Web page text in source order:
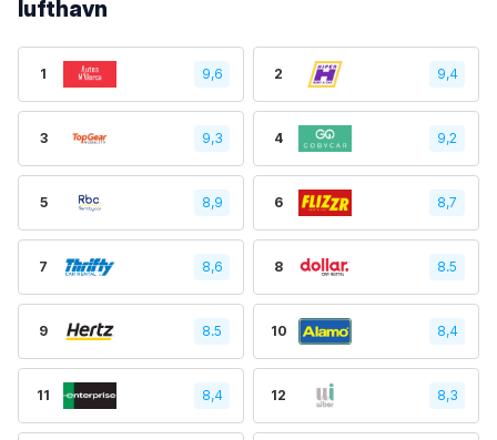
lufthavn
1 9,6 2 9,4
3 9,3 4 9,2
5 8,9 6 8,7
7 8,6 8 8.5
9 8.5 10 8,4
11 8,4 12 8,3